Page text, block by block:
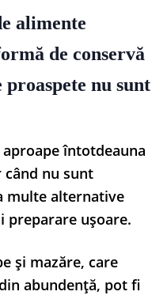
alimente
de conservă
nu sunt
întotdeauna
când nu sunt
multe alternative
preparare ușoare.
și mazăre, care
abundență, pot fi